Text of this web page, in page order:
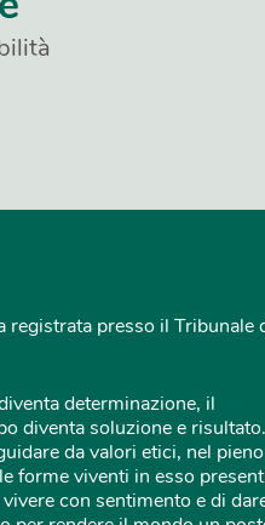
registrata presso il Tribunale
determinazione, il
diventa soluzione e risultato.
da valori etici, nel pieno
forme viventi in esso
con sentimento e di